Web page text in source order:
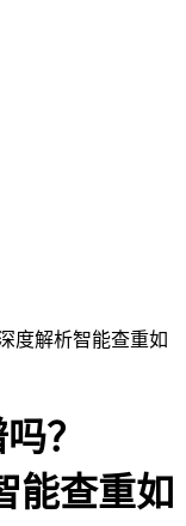
度解析智能查重如
？
能查重如